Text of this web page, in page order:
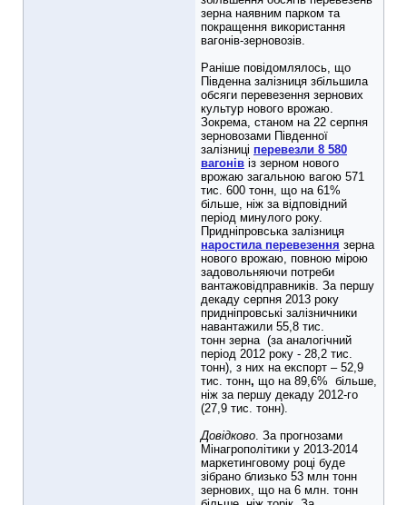
зерна наявним парком та
покращення використання
вагонів-зерновозів.
Раніше повідомлялось, що
Південна залізниця збільшила
обсяги перевезення зернових
культур нового врожаю.
Зокрема, станом на 22 серпня
зерновозами Південної
залізниці перевезли 8 580
вагонів із зерном нового
врожаю загальною вагою 571
тис. 600 тонн, що на 61%
більше, ніж за відповідний
період минулого року.
Придніпровська залізниця
наростила перевезення зерна
нового врожаю, повною мірою
задовольняючи потреби
вантажовідправників. За першу
декаду серпня 2013 року
придніпровські залізничники
навантажили 55,8 тис.
тонн зерна (за аналогічний
період 2012 року - 28,2 тис.
тонн), з них на експорт – 52,9
тис. тонн, що на 89,6% більше,
ніж за першу декаду 2012-го
(27,9 тис. тонн).
Довідково. За прогнозами
Мінагрополітики у 2013-2014
маркетинговому році буде
зібрано близько 53 млн тонн
зернових, що на 6 млн. тонн